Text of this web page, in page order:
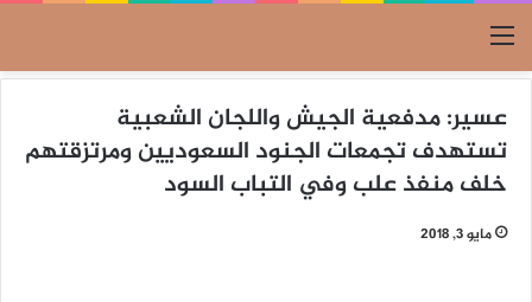
القائمة
عسير: مدفعية الجيش واللجان الشعبية
تستهدف تجمعات الجنود السعوديين ومرتزقتهم
خلف منفذ علب وفي التباب السود
مايو 3, 2018